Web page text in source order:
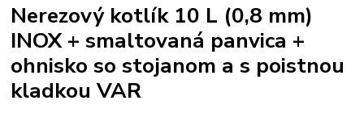
Nerezový kotlík 10 L (0,8 mm)
INOX + smaltovaná panvica +
ohnisko so stojanom a s poistnou
kladkou VAR